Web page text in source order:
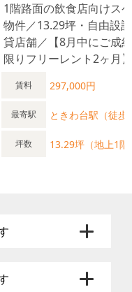
1階路面の飲食店向けス
物件／13.29坪・自由設
貸店舗／【8月中にご成
限りフリーレント2ヶ月】
賃料 297,000円
最寄駅 ときわ台駅（徒歩
坪数 13.29坪（地上1階